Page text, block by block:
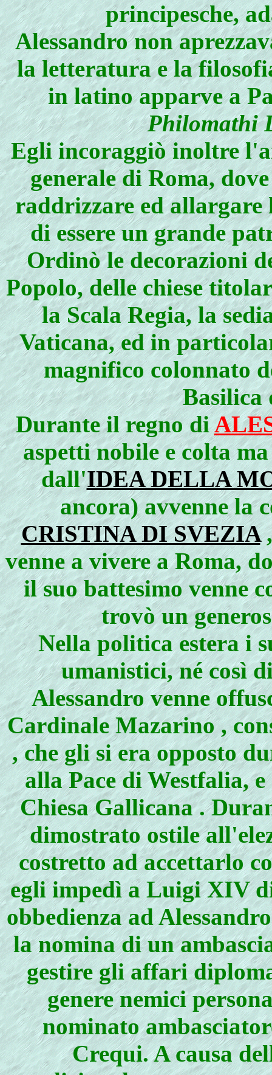
principesche,
Alessandro non
la letteratura e la
in latino apparve a
Philomathi
Egli incoraggiò inoltre
generale di Roma,
raddrizzare ed allargare
di essere un grande
Ordinò le decorazioni
Popolo, delle chiese
la Scala Regia, la
Vaticana, ed in
magnifico colonnato
Basilica
Durante il regno di
aspetti nobile e colta
dall'IDEA DELLA
ancora) avvenne la
CRISTINA DI SVEZIA,
venne a vivere a Roma,
il suo battesimo venne
trovò un
Nella politica estera i
umanistici, né così
Alessandro venne
Cardinale Mazarino ,
, che gli si era opposto
alla Pace di Westfalia,
Chiesa Gallicana .
dimostrato ostile
costretto ad accettarlo
egli impedì a Luigi XIV
obbedienza ad
la nomina di un
gestire gli affari
genere nemici
nominato
Crequi. A causa